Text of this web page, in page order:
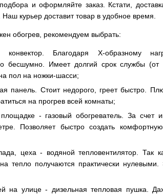
и оформляйте заказ. Кстати,
курьер доставит товар в удобное время.
обогрев, рекомендуем выбрать:
Благодаря Х-образному
бесшумно. Имеет долгий срок службы
пол на ножки-шасси;
панель. Стоит недорого, греет быстро.
на прогрев всей комнаты;
- газовый обогреватель. За счет
Позволяет быстро создать
цеха - водяной тепловентилятор. Так
тепло получаются практически нулевыми.
на улице - дизельная тепловая пушка.